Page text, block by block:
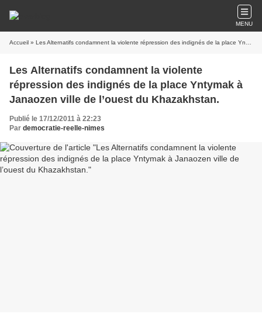
MENU
Accueil » Les Alternatifs condamnent la violente répression des indignés de la place Yntymak à Janaozen ville de l’ouest du Khazakhstan.
Les Alternatifs condamnent la violente
répression des indignés de la place Yntymak à
Janaozen ville de l’ouest du Khazakhstan.
Publié le 17/12/2011 à 22:23
Par democratie-reelle-nimes